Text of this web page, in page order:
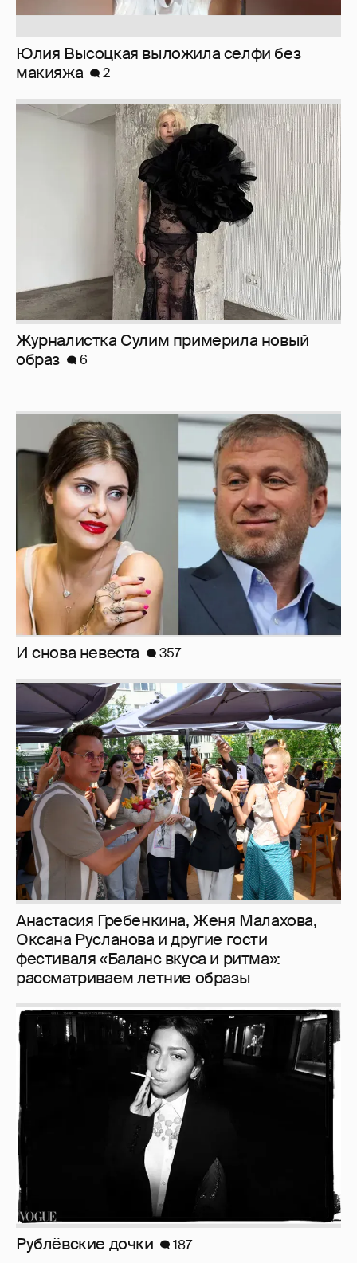
Юлия Высоцкая выложила селфи без
макияжа
2
Журналистка Сулим примерила новый
образ
6
И снова невеста 357
Анастасия Гребенкина, Женя Малахова,
Оксана Русланова и другие гости
фестиваля «Баланс вкуса и ритма»:
рассматриваем летние образы
Рублёвские дочки 187